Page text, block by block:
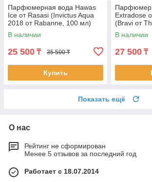
Парфюмерная вода Hawas
Ice от Rasasi (Invictus Aqua
2018 от Rabanne, 100 мл)
В наличии
25 500 ₸ 35 500 ₸
Купить
Extradose
(Bravi от
В наличии
27 500 ₸
Показать ещё
О нас
Рейтинг не сформирован
Менее 5 отзывов за последний год
Работает с 18.07.2014